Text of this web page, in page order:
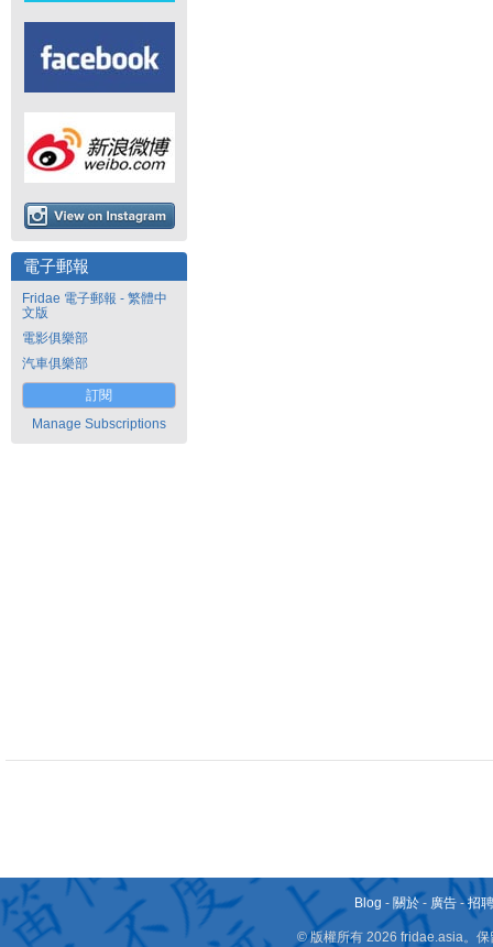
電子郵報
Fridae 電子郵報 - 繁體中
文版
電影俱樂部
汽車俱樂部
訂閱
Manage Subscriptions
Blog - 關於 - 廣告 -招
© 版權所有 2026 fridae.asia。